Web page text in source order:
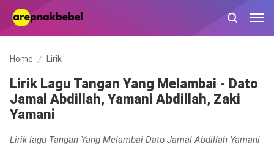
Home Lirik
Lirik Lagu Tangan Yang Melambai - Dato
Jamal Abdillah, Yamani Abdillah, Zaki
Yamani
Lirik lagu Tangan Yang Melambai Dato Jamal Abdillah Yamani